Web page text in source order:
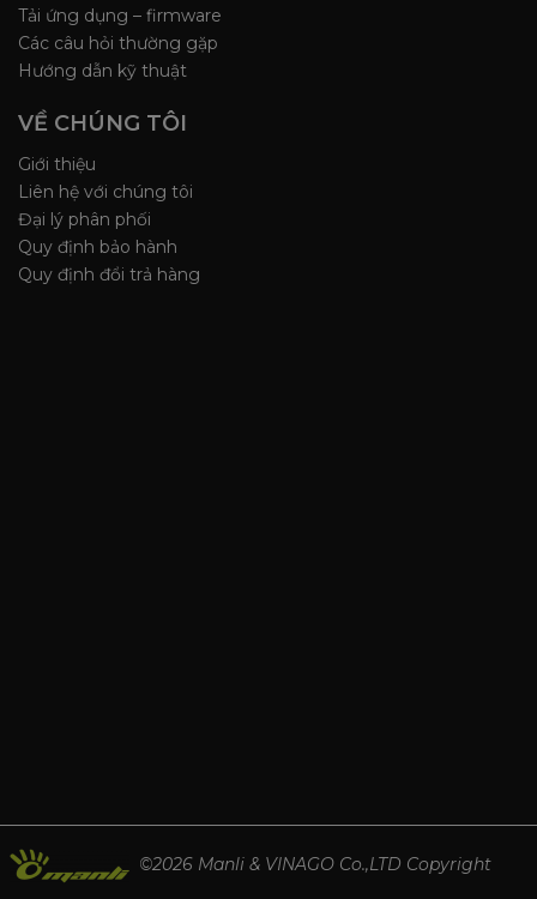
Tải ứng dụng – firmware
Các câu hỏi thường gặp
Hướng dẫn kỹ thuật
VỀ CHÚNG TÔI
Giới thiệu
Liên hệ với chúng tôi
Đại lý phân phối
Quy định bảo hành
Quy định đổi trả hàng
©2026 Manli & VINAGO Co.,LTD Copyright